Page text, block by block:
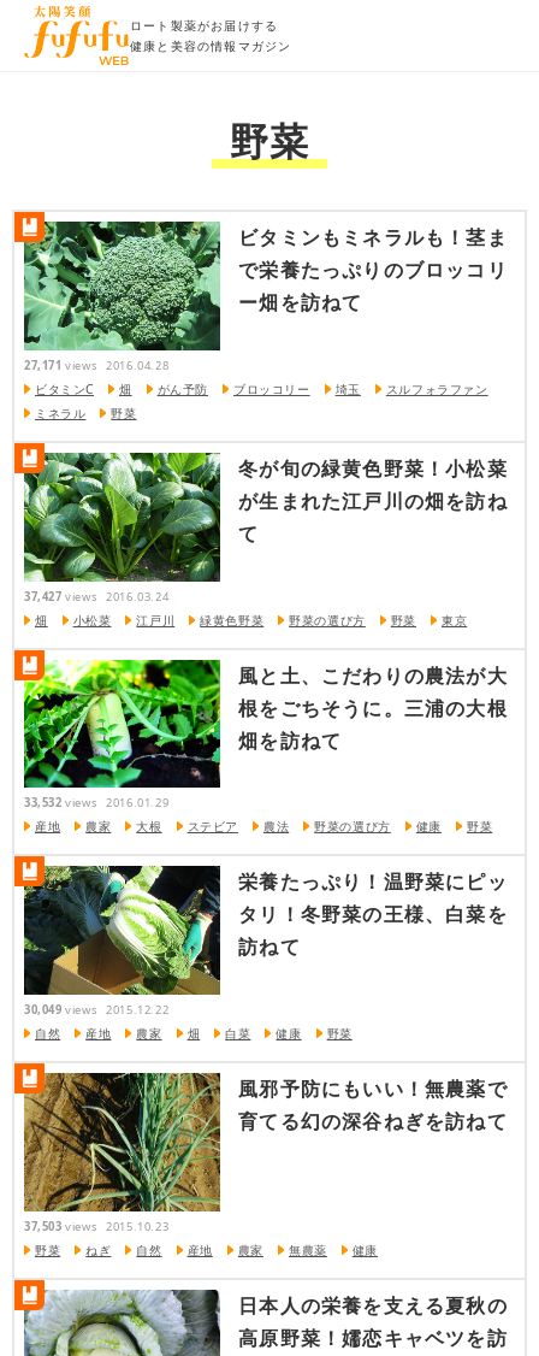
ロート製薬がお届けする
健康と美容の情報マガジン
野菜
ビタミンもミネラルも！茎ま
で栄養たっぷりのブロッコリ
ー畑を訪ねて
27,171 views 2016.04.28
ビタミンC 畑 がん予防 ブロッコリー 埼玉
スルフォラファン
ミネラル
野菜
冬が旬の緑黄色野菜！小松菜
が生まれた江戸川の畑を訪ね
て
37,427 views 2016.03.24
畑 小松菜 江戸川 緑黄色野菜 野菜の選び方 野菜 東京
風と土、こだわりの農法が大
根をごちそうに。三浦の大根
畑を訪ねて
33,532 views 2016.01.29
産地 農家 大根 ステビア 農法 野菜の選び方 健康 野菜
栄養たっぷり！温野菜にピッ
タリ！冬野菜の王様、白菜を
訪ねて
30,049 views 2015.12.22
自然 産地 農家 畑 白菜 健康 野菜
風邪予防にもいい！無農薬で
育てる幻の深谷ねぎを訪ねて
37,503 views 2015.10.23
野菜 ねぎ 自然 産地 農家 無農薬 健康
日本人の栄養を支える夏秋の
高原野菜！嬬恋キャベツを訪